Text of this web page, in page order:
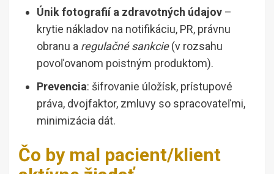
Únik fotografií a zdravotných údajov –
krytie nákladov na notifikáciu, PR, právnu
obranu a regulačné sankcie(v rozsahu
povoľovanom poistným produktom).
Prevencia: šifrovanie úložísk, prístupové
práva, dvojfaktor, zmluvy so spracovateľmi,
minimizácia dát.
Čo by mal pacient/klient